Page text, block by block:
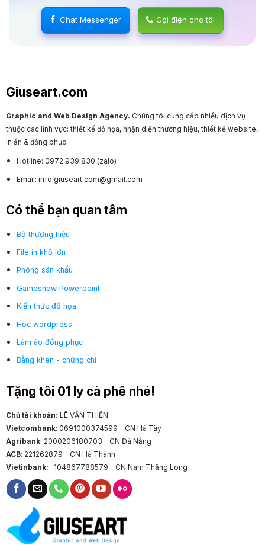
Chat Messenger Gọi điện cho tôi
Giuseart.com
Graphic and Web Design Agency. Chúng tôi cung cấp nhiều dịch vụ
thuộc các lĩnh vực: thiết kế đồ họa, nhận diện thương hiệu, thiết kế website,
in ấn & đồng phục.
Hotline: 0972.939.830 (zalo)
Email: info.giuseart.com@gmail.com
Có thể bạn quan tâm
Bộ thương hiệu
File in khổ lớn
Phông sân khấu
Gameshow Powerpoint
Kiến thức đồ họa
Học wordpress
Làm áo đồng phục
Bằng khen - chứng chỉ
Tặng tôi 01 ly cà phê nhé!
Chủ tài khoản: LÊ VĂN THIỆN
Vietcombank: 0691000374599 - CN Hà Tây
Agribank: 2000206180703 - CN Đà Nẵng
ACB: 221262879 - CN Hà Thành
Vietinbank: : 104867788579 - CN Nam Thăng Long